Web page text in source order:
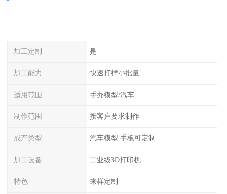
加工定制 是
加工能力 快速打样小批量
适用范围 手办模型/汽车
制作范围 按客户要求制作
成产类型 汽车模型 手板可定制
加工设备 工业级3D打印机
特色 来样定制